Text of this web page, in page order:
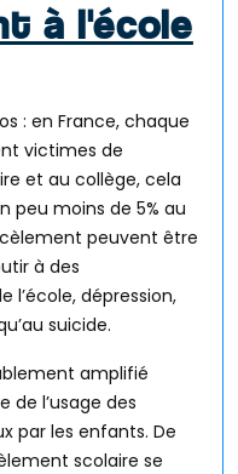
à l'école
: en France, chaque
victimes de
et au collège, cela
peu moins de 5% au
peuvent être
à des
l’école, dépression,
suicide.
amplifié
de l’usage des
par les enfants. De
scolaire se